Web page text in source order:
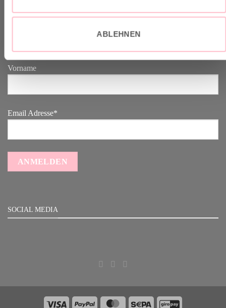
ABLEHNEN
Melde dich an zu unserem Good-News-Letter und spare 10% bei
deinem nächsten Einkauf. YEAH!
Vorname
Email Adresse*
SOCIAL MEDIA
Visa PayPal MasterCard Sepa GiroPay